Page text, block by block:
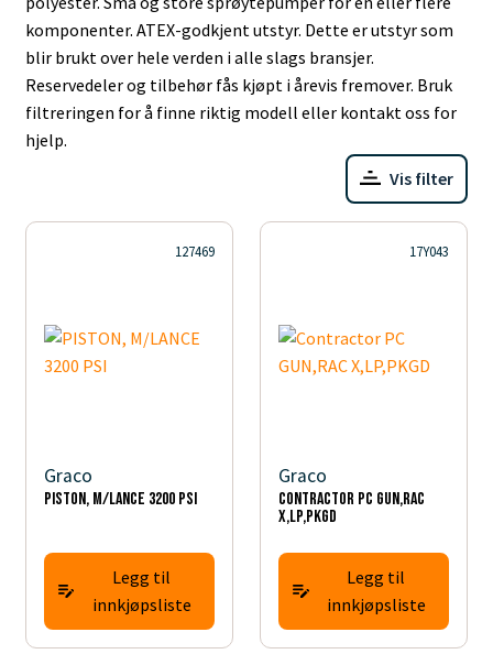
komponenter. ATEX-godkjent utstyr. Dette er utstyr som
blir brukt over hele verden i alle slags bransjer.
Reservedeler og tilbehør fås kjøpt i årevis fremover. Bruk
filtreringen for å finne riktig modell eller kontakt oss for
hjelp.
Vis filter
127469
Graco
PISTON, M/LANCE 3200 PSI
Legg til
innkjøpsliste
17Y043
Graco
Contractor PC GUN,RAC
X,LP,PKGD
Legg til
innkjøpsliste